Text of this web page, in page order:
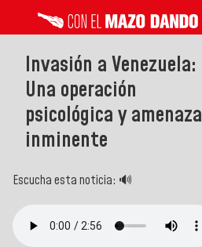
Invasión a Venezuela:
Una operación
psicológica y amenaza
inminente
Escucha esta noticia: 🔊